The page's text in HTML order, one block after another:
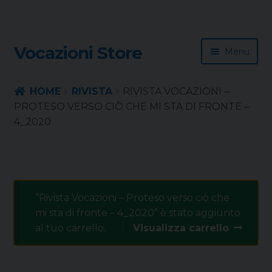
Skip
to
Skip
to
Vocazioni Store Menu
Rivista
Contatti
HOME RIVISTA
RIVISTA VOCAZIONI –
PROTESO VERSO CIÒ CHE MI STA DI FRONTE –
4_2020
“Rivista Vocazioni – Proteso verso ciò che
mi sta di fronte – 4_2020” è stato aggiunto
al tuo carrello.
Visualizza carrello